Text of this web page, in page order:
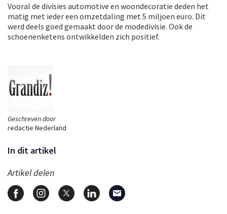
Geschreven door
redactie Nederland
In dit artikel
Artikel delen
Vooral de divisies automotive en woondecoratie deden het
matig met ieder een omzetdaling met 5 miljoen euro. Dit
werd deels goed gemaakt door de modedivisie. Ook de
schoenenketens ontwikkelden zich positief.